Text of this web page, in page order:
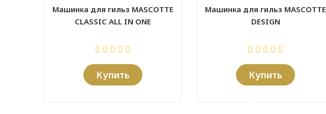
Машинка для гильз MASCOTTE
CLASSIC ALL IN ONE
Купить
Машинка для гильз MASCOTTE
DESIGN
Купить